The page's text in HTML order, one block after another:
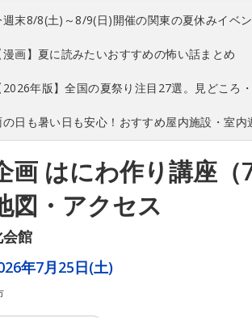
週末8/8(土)～8/9(日)開催の関東の夏休みイベ
漫画】夏に読みたいおすすめの怖い話まとめ
2026年版】全国の夏祭り注目27選。見どころ
の日も暑い日も安心！おすすめ屋内施設・室内
画 はにわ作り講座（
図・アクセス
館
年7月25日(土)